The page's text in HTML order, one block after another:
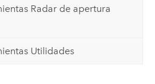
Radar de apertura
Utilidades